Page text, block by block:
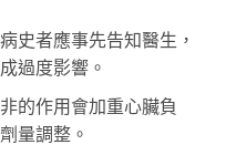
史者應事先告知醫生，
過度影響。
非的作用會加重心臟負
量調整。